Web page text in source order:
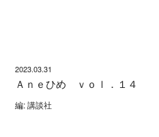
2023.03.31
Ａｎｅひめ ｖｏｌ．１４
編: 講談社